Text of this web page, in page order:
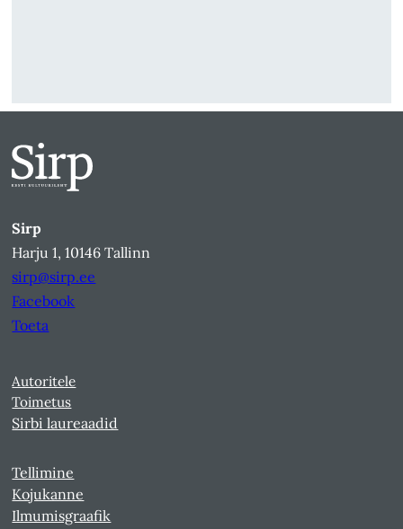
Sirp
Harju 1, 10146 Tallinn
sirp@sirp.ee
Facebook
Toeta
Autoritele
Toimetus
Sirbi laureaadid
Tellimine
Kojukanne
Ilmumisgraafik